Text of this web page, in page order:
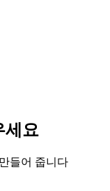
세요
들어 줍니다